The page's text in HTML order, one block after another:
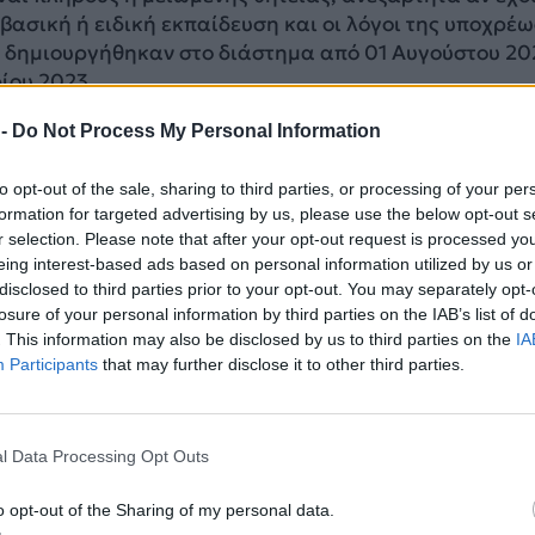
Do Not Process My Personal Information
opt-out of the sale, sharing to third parties, or processing of your
for targeted advertising by us, please use the below opt-out
selection. Please note that after your opt-out request is processed
interest-based ads based on personal information utilized by us
to third parties prior to your opt-out. You may separately
of your personal information by third parties on the IAB’s list of
This information may also be disclosed by us to third parties on the
Participants that may further disclose it to other third parties.
Data Processing Opt Outs
opt-out of the Sharing of my personal data.
ή ειδική εκπαίδευση και οι λόγοι της
δημιουργήθηκαν στο διάστημα από 01 Αυγούστου
2023.
των κλάσεων της παραγράφου 1α της παρούσας
στο διάστημα από 01 Νοεμβρίου 2023 έως και 31
και ανυπότακτους των παραπάνω κλάσεων, που
ΕΣΣΟ και για λόγους υγείας μετατοπίσθηκε
τους, σύμφωνα με την παράγραφο 7γ του